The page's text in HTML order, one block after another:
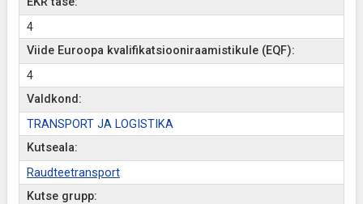
4
Viide Euroopa kvalifikatsiooniraamistikule (EQF):
4
Valdkond:
TRANSPORT JA LOGISTIKA
Kutseala:
Raudteetransport
Kutse grupp: